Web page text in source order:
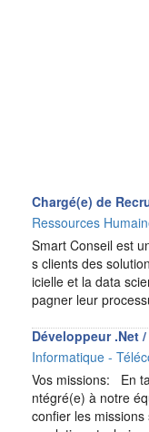
Chargé(e) de
Ressources
Smart Conseil est
s clients des
icielle et la data
pagner leur
Développeur .Net
Informatique -
Vos missions: En
ntégré(e) à notre
confier les